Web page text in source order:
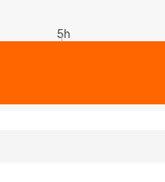
5h